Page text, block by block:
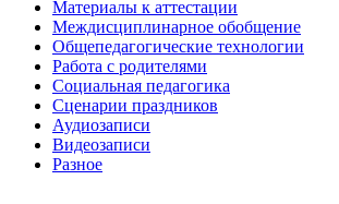
Материалы к аттестации
Междисциплинарное обобщение
Общепедагогические технологии
Работа с родителями
Социальная педагогика
Сценарии праздников
Аудиозаписи
Видеозаписи
Разное